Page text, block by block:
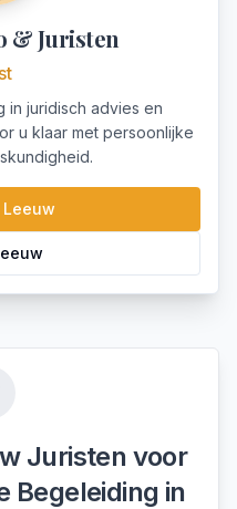
& Juristen
in juridisch advies en
u klaar met persoonlijke
Leeuw
Juristen voor
Begeleiding in